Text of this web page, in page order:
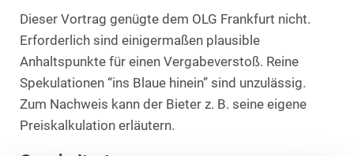
Dieser Vortrag genügte dem OLG Frankfurt nicht.
Erforderlich sind einigermaßen plausible
Anhaltspunkte für einen Vergabeverstoß. Reine
Spekulationen “ins Blaue hinein” sind unzulässig.
Zum Nachweis kann der Bieter z. B. seine eigene
Preiskalkulation erläutern.